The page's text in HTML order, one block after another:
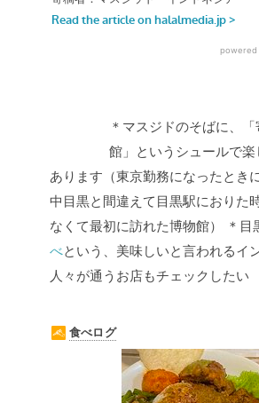
＊マスジドのそばに、
館」というシュールで
あります（東京勤務になったとき
中目黒と間違えて目黒駅におりた
なくて最初に訪れた博物館）
＊目
べという、美味しいと言われるイ
人々が通うお店もチェックしたい